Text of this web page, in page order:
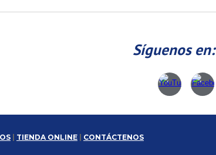
Síguenos en:
TIENDA ONLINE CONTÁCTENOS